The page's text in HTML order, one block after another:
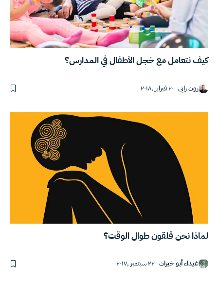
كيف نتعامل مع خجل الأطفال في المدارس؟
رون رابي ٢٠ فبراير ,٢٠١٨
لماذا نحن قلقون طوال الوقت؟
غيداء أبو خيران ٢٢ سبتمبر ,٢٠١٧